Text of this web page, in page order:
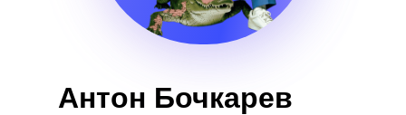
Антон Бочкарев